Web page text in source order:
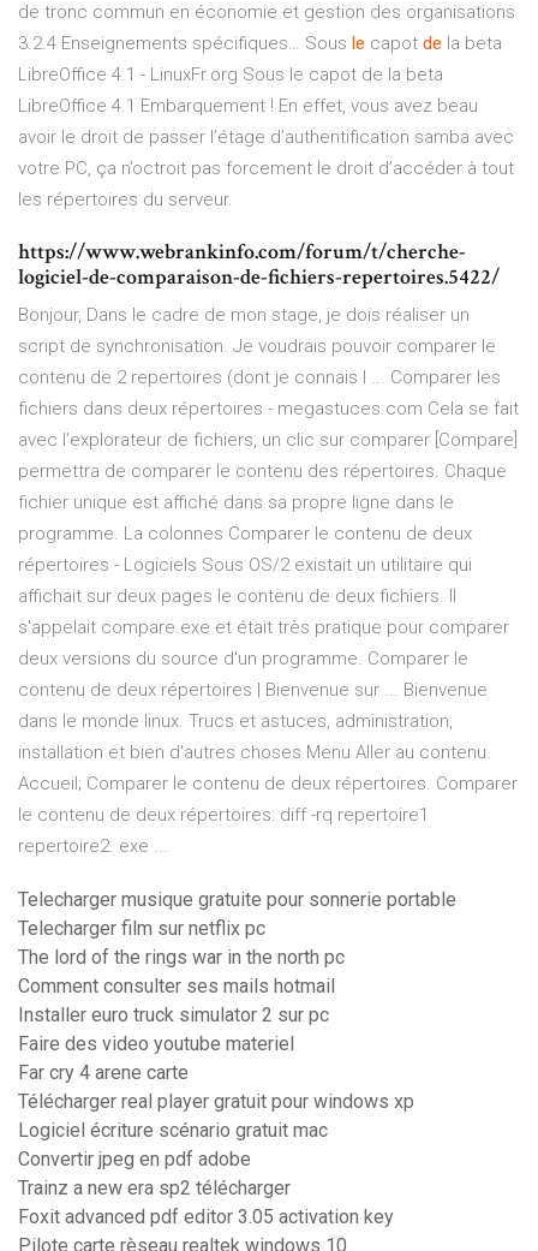
de tronc commun en économie et gestion des organisations
3.2.4 Enseignements spécifiques… Sous le capot de la beta
LibreOffice 4.1 - LinuxFr.org Sous le capot de la beta
LibreOffice 4.1 Embarquement ! En effet, vous avez beau
avoir le droit de passer l’étage d’authentification samba avec
votre PC, ça n’octroit pas forcement le droit d’accéder à tout
les répertoires du serveur.
https://www.webrankinfo.com/forum/t/cherche-
logiciel-de-comparaison-de-fichiers-repertoires.5422/
Bonjour, Dans le cadre de mon stage, je dois réaliser un
script de synchronisation. Je voudrais pouvoir comparer le
contenu de 2 repertoires (dont je connais l ... Comparer les
fichiers dans deux répertoires - megastuces.com Cela se fait
avec l’explorateur de fichiers, un clic sur comparer [Compare]
permettra de comparer le contenu des répertoires. Chaque
fichier unique est affiché dans sa propre ligne dans le
programme. La colonnes Comparer le contenu de deux
répertoires - Logiciels Sous OS/2 existait un utilitaire qui
affichait sur deux pages le contenu de deux fichiers. Il
s'appelait compare.exe et était très pratique pour comparer
deux versions du source d'un programme. Comparer le
contenu de deux répertoires | Bienvenue sur ... Bienvenue
dans le monde linux. Trucs et astuces, administration,
installation et bien d'autres choses Menu Aller au contenu.
Accueil; Comparer le contenu de deux répertoires. Comparer
le contenu de deux répertoires: diff -rq repertoire1
repertoire2. exe ...
Telecharger musique gratuite pour sonnerie portable
Telecharger film sur netflix pc
The lord of the rings war in the north pc
Comment consulter ses mails hotmail
Installer euro truck simulator 2 sur pc
Faire des video youtube materiel
Far cry 4 arene carte
Télécharger real player gratuit pour windows xp
Logiciel écriture scénario gratuit mac
Convertir jpeg en pdf adobe
Trainz a new era sp2 télécharger
Foxit advanced pdf editor 3.05 activation key
Pilote carte rèseau realtek windows 10